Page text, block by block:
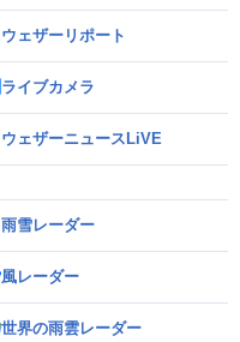
ウェザーリポート
ライブカメラ
ウェザーニュースLiVE
雨雪レーダー
風レーダー
世界の雨雲レーダー